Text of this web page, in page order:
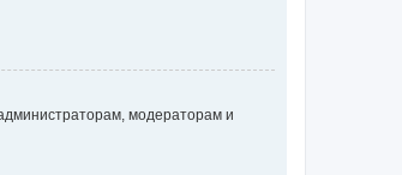
модераторам и